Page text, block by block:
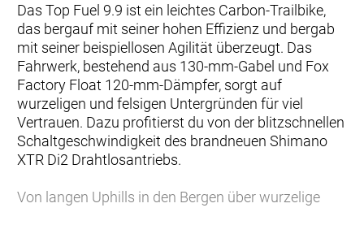
Das Top Fuel 9.9 ist ein leichtes Carbon-Trailbike,
das bergauf mit seiner hohen Effizienz und bergab
mit seiner beispiellosen Agilität überzeugt. Das
Fahrwerk, bestehend aus 130-mm-Gabel und Fox
Factory Float 120-mm-Dämpfer, sorgt auf
wurzeligen und felsigen Untergründen für viel
Vertrauen. Dazu profitierst du von der blitzschnellen
Schaltgeschwindigkeit des brandneuen Shimano
XTR Di2 Drahtlosantriebs.
Von langen Uphills in den Bergen über wurzelige